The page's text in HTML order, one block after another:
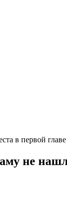
в первой
не